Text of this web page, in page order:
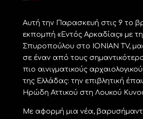
Αυτή την Παρασκευή στις 9 το
εκπομπή «Εντός Αρκαδίας» με
Σπυροπούλου στο IONIAN TV,
σε έναν από τους
πιο αινιγματικούς
της Ελλάδας: την επιβλητική
Ηρώδη Αττικού στη Λουκού
Με αφορμή μια νέα,